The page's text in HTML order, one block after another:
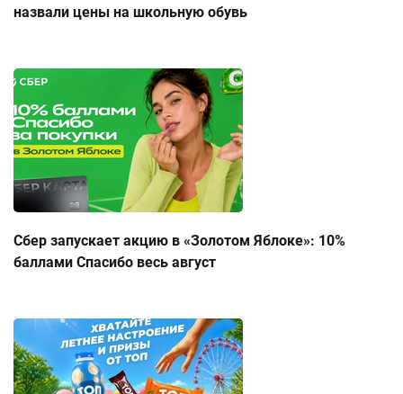
назвали цены на школьную обувь
Сбер запускает акцию в «Золотом Яблоке»: 10%
баллами Спасибо весь август